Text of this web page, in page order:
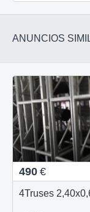
ANUNCIOS
490 €
4Truses